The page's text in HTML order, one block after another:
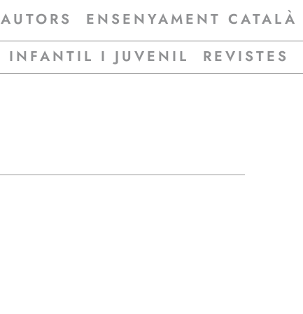
AUTORS ENSENYAMENT CATALÀ
INFANTIL I JUVENIL REVISTES